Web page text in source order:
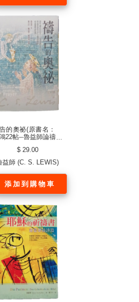
的奧祕(原書名：
22帖--魯益師論禱
$ 29.00
益師 (C. S. LEWIS)
添加到購物車